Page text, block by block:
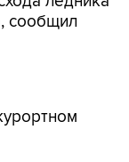
сообщил